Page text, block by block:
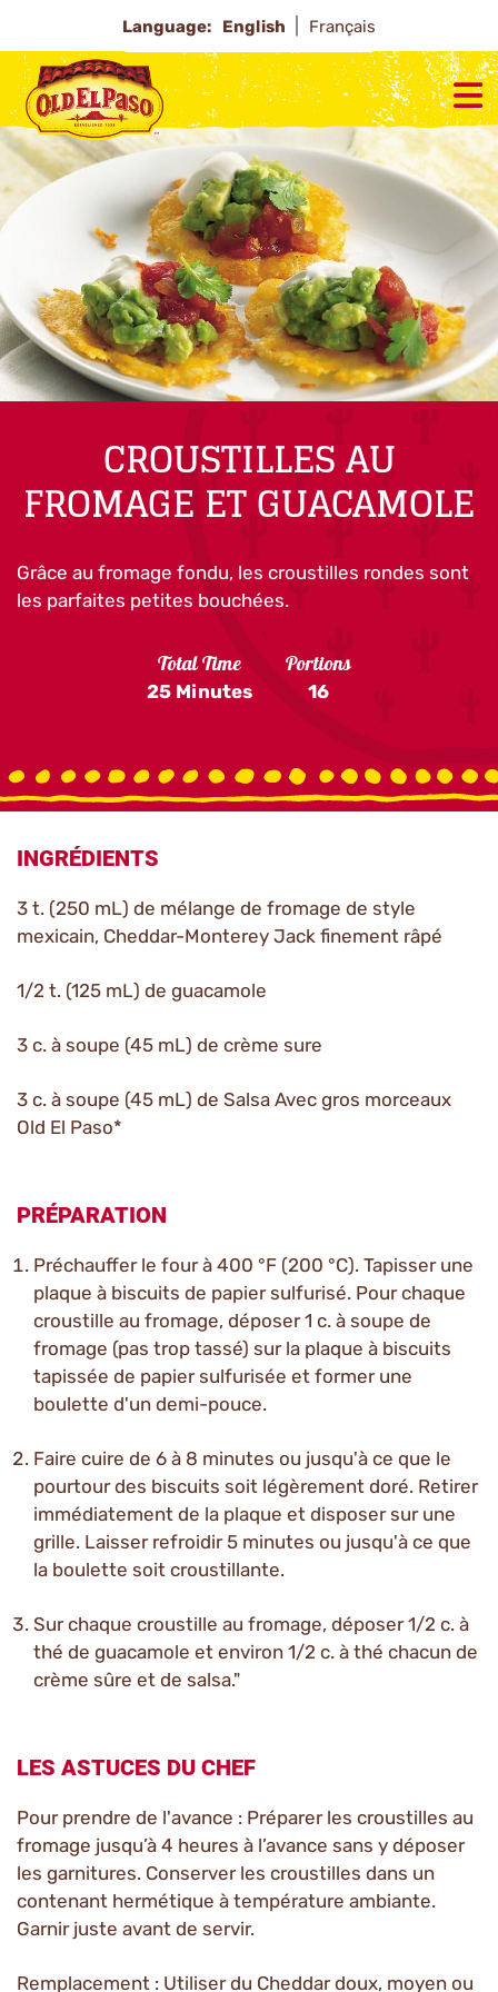
Language: English Français
CROUSTILLES AU
FROMAGE ET GUACAMOLE
Grâce au fromage fondu, les croustilles rondes sont
les parfaites petites bouchées.
Total Time
25 Minutes
Portions
16
INGRÉDIENTS
3 t. (250 mL) de mélange de fromage de style
mexicain, Cheddar-Monterey Jack finement râpé
1/2 t. (125 mL) de guacamole
3 c. à soupe (45 mL) de crème sure
3 c. à soupe (45 mL) de Salsa Avec gros morceaux
Old El Paso*
PRÉPARATION
Préchauffer le four à 400 °F (200 °C). Tapisser une
plaque à biscuits de papier sulfurisé. Pour chaque
croustille au fromage, déposer 1 c. à soupe de
fromage (pas trop tassé) sur la plaque à biscuits
tapissée de papier sulfurisée et former une
boulette d'un demi-pouce.
Faire cuire de 6 à 8 minutes ou jusqu'à ce que le
pourtour des biscuits soit légèrement doré. Retirer
immédiatement de la plaque et disposer sur une
grille. Laisser refroidir 5 minutes ou jusqu'à ce que
la boulette soit croustillante.
Sur chaque croustille au fromage, déposer 1/2 c. à
thé de guacamole et environ 1/2 c. à thé chacun de
crème sûre et de salsa."
LES ASTUCES DU CHEF
Pour prendre de l'avance : Préparer les croustilles au
fromage jusqu’à 4 heures à l’avance sans y déposer
les garnitures. Conserver les croustilles dans un
contenant hermétique à température ambiante.
Garnir juste avant de servir.
Remplacement : Utiliser du Cheddar doux, moyen ou